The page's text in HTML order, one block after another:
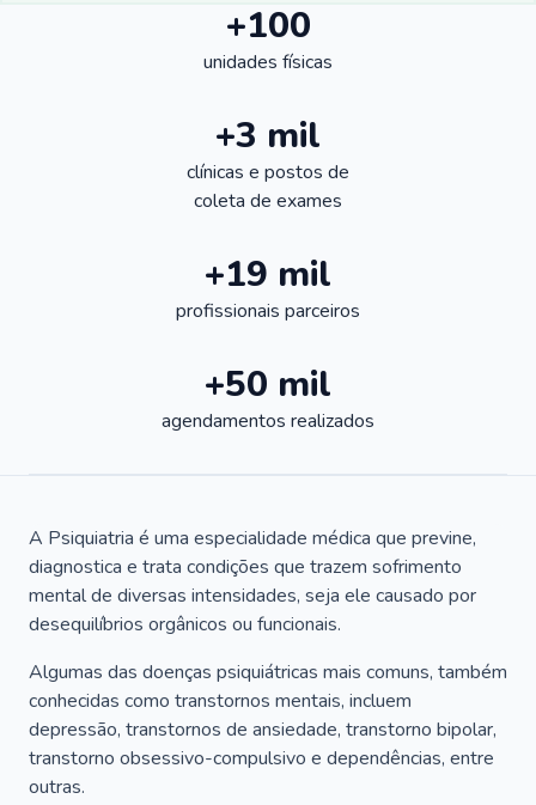
+100
unidades físicas
+3 mil
clínicas e postos de
coleta de exames
+19 mil
profissionais parceiros
+50 mil
agendamentos realizados
A Psiquiatria é uma especialidade médica que previne,
diagnostica e trata condições que trazem sofrimento
mental de diversas intensidades, seja ele causado por
desequilíbrios orgânicos ou funcionais.
Algumas das doenças psiquiátricas mais comuns, também
conhecidas como transtornos mentais, incluem
depressão, transtornos de ansiedade, transtorno bipolar,
transtorno obsessivo-compulsivo e dependências, entre
outras.